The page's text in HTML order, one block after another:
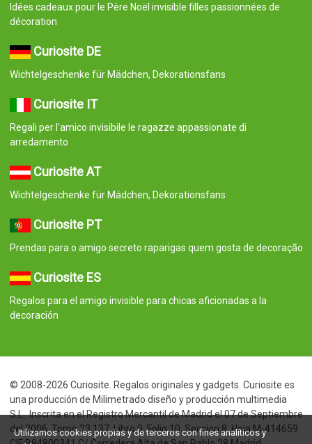
Idées cadeaux pour le Père Noël invisible filles passionnées de
décoration
Curiosite DE
Wichtelgeschenke für Mädchen, Dekorationsfans
Curiosite IT
Regali per l'amico invisibile le ragazze appassionate di
arredamento
Curiosite AT
Wichtelgeschenke für Mädchen, Dekorationsfans
Curiosite PT
Prendas para o amigo secreto raparigas quem gosta de decoração
Curiosite ES
Regalos para el amigo invisible para chicas aficionadas a la
decoración
© 2008-2026 Curiosite. Regalos originales y gadgets. Curiosite es
una producción de Milimetrado diseño y producción multimedia
S.L.. Inscrita en el Registro Mercantil de Madrid el 07 de Septiembre
del 2006. Tomo:23.137. Libro:0. Folio:10. Seccion:8. Hoja:M-414659
Utilizamos cookies propias y de terceros con fines analíticos y